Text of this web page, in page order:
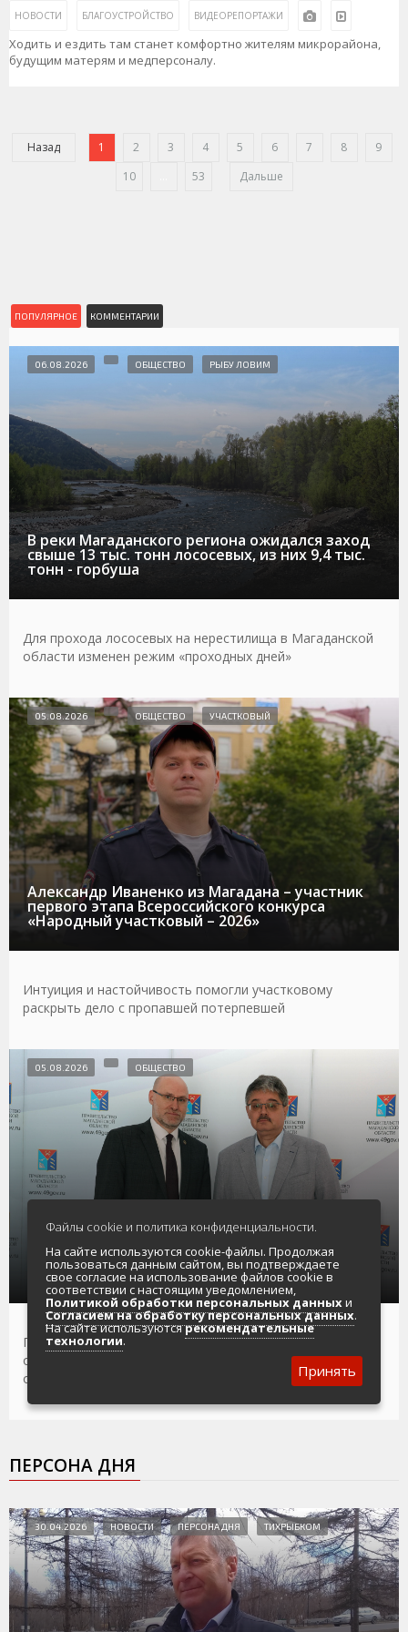
НОВОСТИ БЛАГОУСТРОЙСТВО ВИДЕОРЕПОРТАЖИ
Ходить и ездить там станет комфортно жителям микрорайона,
будущим матерям и медперсоналу.
Назад 1 2 3 4 5 6 7 8
9
10
53 Дальше
ПОПУЛЯРНОЕ КОММЕНТАРИИ
В реки Магаданского региона ожидался заход
свыше 13 тыс. тонн лососевых, из них 9,4 тыс.
тонн - горбуша
06.08.2026 ОБЩЕСТВО РЫБУ ЛОВИМ
Для прохода лососевых на нерестилища в Магаданской
области изменен режим «проходных дней»
Александр Иваненко из Магадана – участник
первого этапа Всероссийского конкурса
«Народный участковый – 2026»
05.08.2026 ОБЩЕСТВО УЧАСТКОВЫЙ
Интуиция и настойчивость помогли участковому
раскрыть дело с пропавшей потерпевшей
Анатолий Широков: Мир стал многополярным,
и это уже не просто теория - это реальность,
в которой мы живем и работаем
05.08.2026 ОБЩЕСТВО
Председатель Магаданской облдумы принял участие в
обсуждении «русской модели управления» и ценностных
основ госуправления
ПЕРСОНА ДНЯ
30.04.2026 НОВОСТИ ПЕРСОНА ДНЯ ТИХРЫБКОМ
Файлы cookie и политика конфиденциальности.
На сайте используются cookie-файлы. Продолжая
пользоваться данным сайтом, вы подтверждаете
свое согласие на использование файлов cookie в
соответствии с настоящим уведомлением,
Политикой обработки персональных данныхи
Согласием на обработку персональных данных.
На сайте используютсярекомендательные
технологии.
Принять